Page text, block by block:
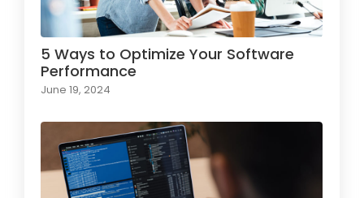
5 Ways to Optimize Your Software
Performance
June 19, 2024